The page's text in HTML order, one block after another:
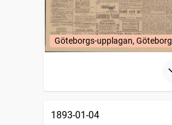
Göteborgs-upplagan, Göteborg
1893-01-04